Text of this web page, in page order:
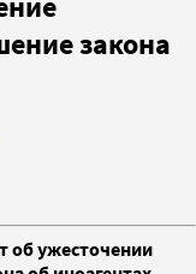
закона
об ужесточении